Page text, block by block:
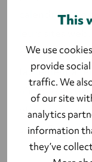
This
We use
provide
traffic. We
of our site
analytics
information
they’ve
calendriers
devons
facilement à
afin que les
effort les
Jenni